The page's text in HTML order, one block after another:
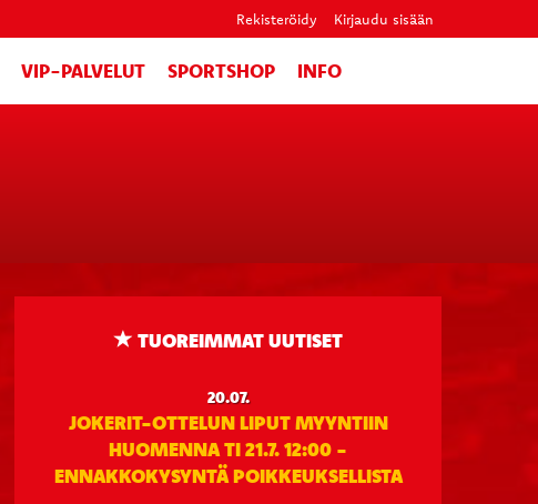
Rekisteröidy Kirjaudu sisään
VIP-PALVELUT SPORTSHOP INFO
TUOREIMMAT UUTISET
20.07.
JOKERIT-OTTELUN LIPUT MYYNTIIN
HUOMENNA TI 21.7. 12:00 -
ENNAKKOKYSYNTÄ POIKKEUKSELLISTA